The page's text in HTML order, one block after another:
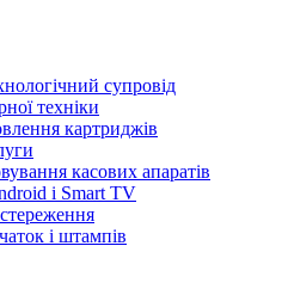
супровід
техніки
картриджів
касових апаратів
і Smart TV
і штампів